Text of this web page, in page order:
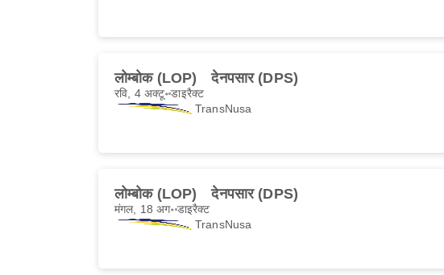
लोम्बोक (LOP) देनपसार (DPS)
रवि, 4 अक्टू॰डाइरैक्ट
TransNusa
लोम्बोक (LOP) देनपसार (DPS)
मंगल, 18 अग॰ डाइरैक्ट
TransNusa